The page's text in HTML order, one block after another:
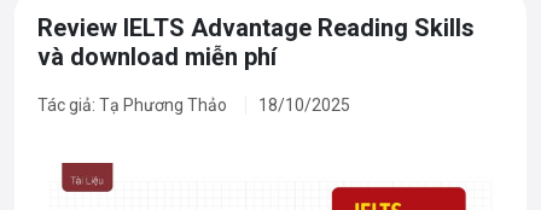
Review IELTS Advantage Reading Skills
và download miễn phí
Tác giả: Tạ Phương Thảo 18/10/2025